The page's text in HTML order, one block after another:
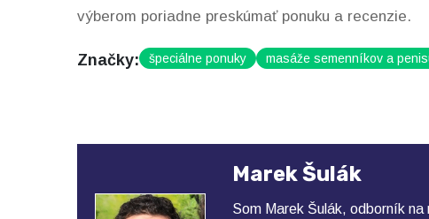
výberom poriadne preskúmať ponuku a recenzie.
Značky: špeciálne ponuky masáže semenníkov a
Marek Šulák
Som Marek Šulák, odborník